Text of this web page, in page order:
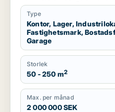
Type
Kontor, Lager,
Fastighetsmark,
Garage
Storlek
50 - 250 m2
Max. per månad
2 000 000 SEK